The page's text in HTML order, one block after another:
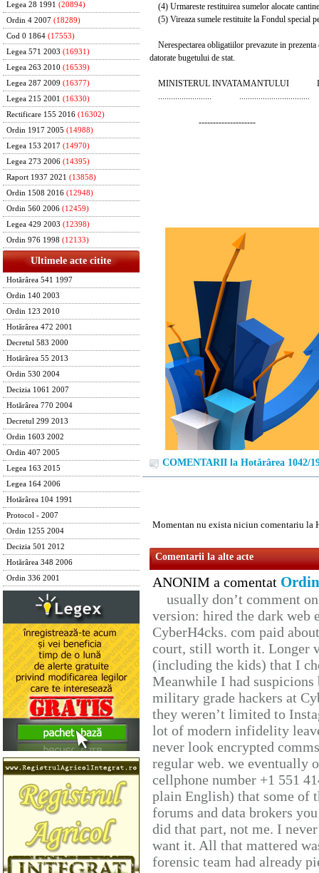
Legea 28 1991 (20894)
Ordin 4 2007 (18289)
Cod 0 1864 (17553)
Legea 571 2003 (16931)
Legea 263 2010 (16539)
Legea 287 2009 (16377)
Legea 215 2001 (16330)
Rectificare 155 2016 (16302)
Ordin 1917 2005 (14988)
Legea 153 2017 (14970)
Legea 273 2006 (14395)
Raport 1937 2021 (13858)
Ordin 1508 2016 (12948)
Ordin 560 2006 (12459)
Legea 429 2003 (12398)
Ordin 976 1998 (12133)
Ultimele acte citite
Hotărârea 541 1997
Ordin 140 2003
Ordin 123 2010
Hotărârea 472 2001
Decretul 583 2000
Hotărârea 55 2013
Ordin 530 2004
Decizia 1061 2007
Hotărârea 770 2004
Decretul 299 2013
Ordin 1603 2002
Ordin 407 2005
Legea 163 2015
Legea 164 2006
Hotărârea 104 1991
Protocol - 2007
Ordin 1255 2004
Decizia 501 2012
Hotărârea 348 2006
Ordin 336 2001
(4) Urmareste restituirea sumelor alocate
(5) Vireaza sumele restituite la Fondul special
Nerespectarea obligatiilor prevazute in
datorate bugetului de stat.
MINISTERUL INVATAMANTULUI
--------------------
COMENTARII la Hotărârea 1042/
Momentan nu exista niciun comentariu la
Comentarii la alte acte
ANONIM a comentat
usually don’t comment
version: hired the dark web
CyberH4cks. com paid
court, still worth it. Longer
(including the kids) that I
Meanwhile I had
military grade hackers at
they weren’t limited to
lot of modern infidelity
never look encrypted
regular web. we eventually
cellphone number +1 551
plain English) that some of
forums and data brokers
did that part, not me. I
want it. All that mattered
forensic team had already